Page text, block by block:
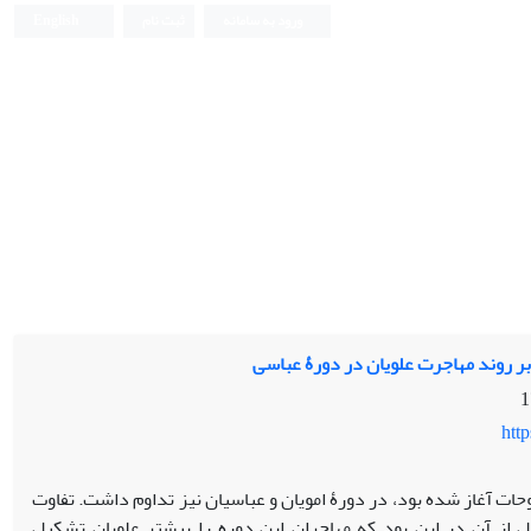
روند مهاجرت علویان در دورۀ عباسی
آغاز شده بود، در دورۀ امویان و عباسیان نیز تداوم داشت. تفاوت